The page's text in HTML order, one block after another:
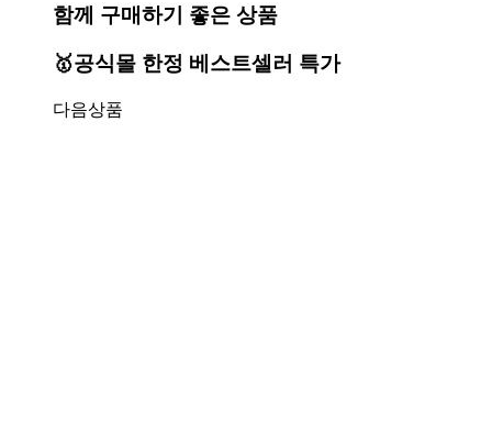
함께 구매하기 좋은 상품
🥇공식몰 한정 베스트셀러 특가
다음상품